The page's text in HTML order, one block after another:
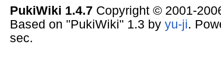
PukiWiki 1.4.7 Copyright © 2001-
Based on "PukiWiki" 1.3 by yu-ji.
sec.